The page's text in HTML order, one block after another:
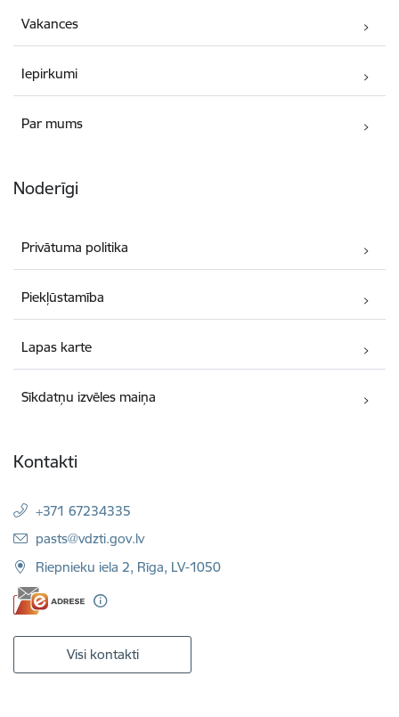
Vakances
Iepirkumi
Par mums
Noderīgi
Privātuma politika
Piekļūstamība
Lapas karte
Sīkdatņu izvēles maiņa
Kontakti
+371 67234335
E-pasts:
pasts@vdzti.gov.lv
Riepnieku iela 2, Rīga, LV-1050
Visi kontakti